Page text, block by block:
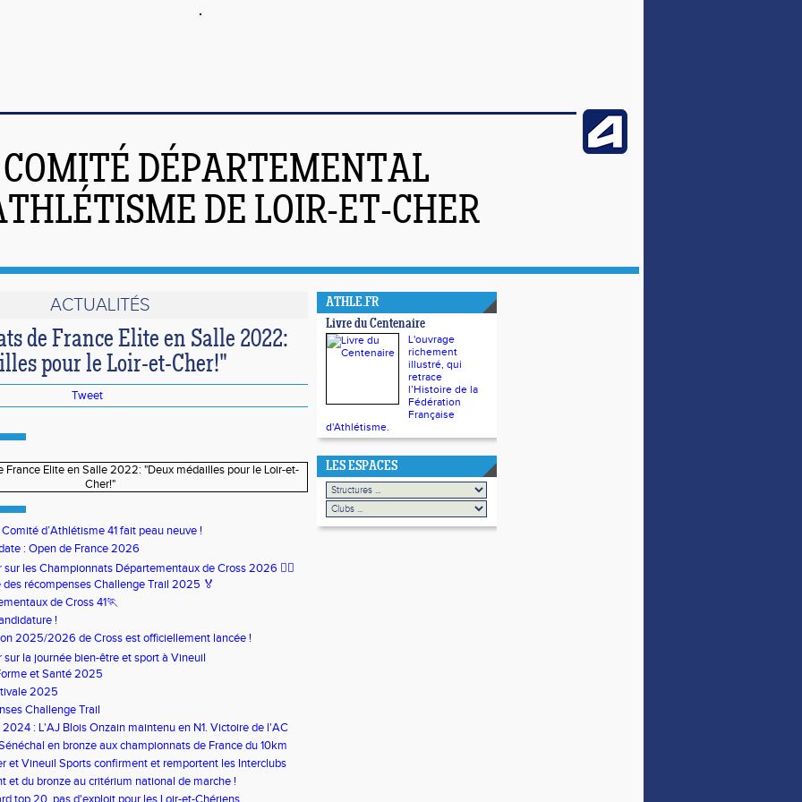
COMITÉ DÉPARTEMENTAL
DE LOIR-ET-CHER
ACTUALITÉS
de France Elite en Salle 2022:
pour le Loir-et-Cher!"
Tweet
d’Athlétisme 41 fait peau neuve !
: Open de France 2026
sur les Championnats Départementaux de Cross 2026 🏃‍♀️
des récompenses Challenge Trail 2025 🏅
de Cross 41🏃
!
2025/2026 de Cross est officiellement lancée !
sur la journée bien-être et sport à Vineuil
et Santé 2025
2025
Challenge Trail
2024 : L'AJ Blois Onzain maintenu en N1. Victoire de l'AC
en N2Ben bronze aux championnats de France du 10km
et Vineuil Sports confirment et remportent les Interclubs
et du bronze au critérium national de marche !
ATHLE.FR
Livre du Centenaire
L'ouvrage
richement
illustré, qui
retrace
l’Histoire de la
Fédération
Française
d'Athlétisme.
LES ESPACES